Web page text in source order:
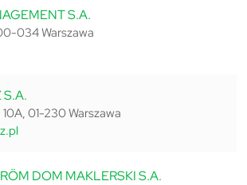
S.A.
034 Warszawa
S.A.
01-230 Warszawa
DOM MAKLERSKI S.A.